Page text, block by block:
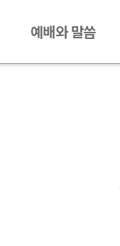
예배와 말씀